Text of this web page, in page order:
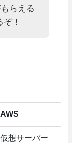
らえる
！
AWS
仮想サーバー